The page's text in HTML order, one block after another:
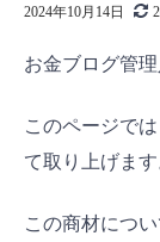
2024年10月14日
お金ブログ管理
このページで
て取り上げます
この商材につ